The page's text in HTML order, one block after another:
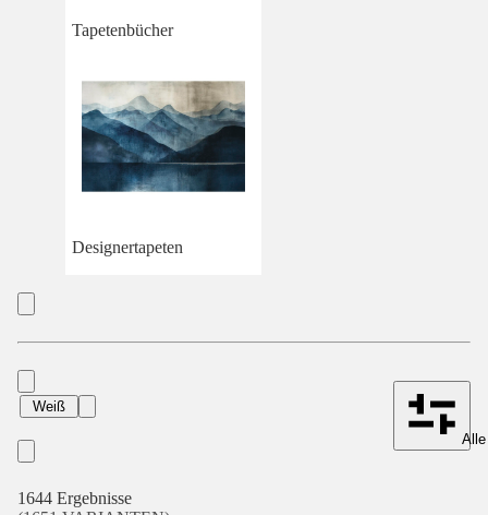
Tapetenbücher
Designertapeten
Weiß
1644 Ergebnisse